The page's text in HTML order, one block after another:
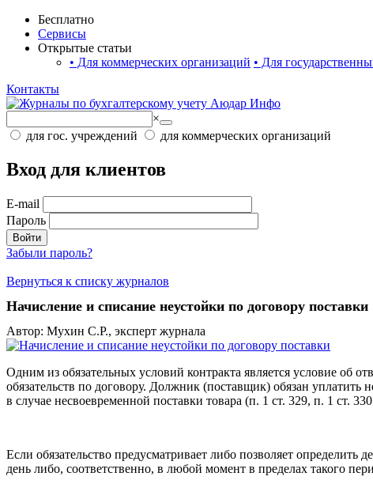
Бесплатно
Сервисы
Открытые статьи
• Для коммерческих организаций • Для
Контакты
×
для гос. учреждений
для коммерческих организаций
Вход для клиентов
E-mail
Пароль
Войти
Забыли пароль?
Вернуться к списку журналов
Начисление и списание неустойки по договору поставки
Автор: Мухин С.Р., эксперт журнала
Одним из обязательных условий контракта является условие об
обязательств по договору. Должник (поставщик) обязан
в случае несвоевременной поставки товара (п. 1 ст. 329, п. 1 ст.
Если обязательство предусматривает либо позволяет
день либо, соответственно, в любой момент в пределах такого